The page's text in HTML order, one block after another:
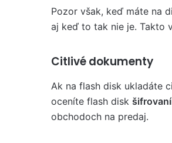
Pozor však, keď máte na
aj keď to tak nie je. Takto
Citlivé dokumenty
Ak na flash disk ukladáte
oceníte flash disk
obchodoch na predaj.